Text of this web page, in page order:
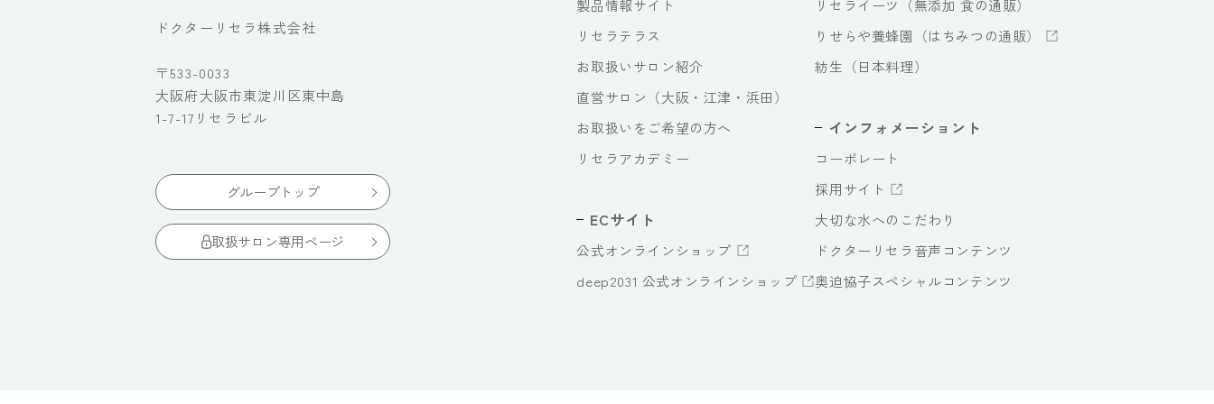
ドクターリセラ株式会社
〒533-0033
大阪府大阪市東淀川区東中島
1-7-17リセラビル
グループトップ
取扱サロン専用ページ
製品情報サイト
リセラテラス
お取扱いサロン紹介
直営サロン（大阪・江津・浜田）
お取扱いをご希望の方へ
リセラアカデミー
ECサイト
公式オンラインショップ
deep2031 公式オンラインショップ
リセライーツ（無添加 食の通販）
りせらや養蜂園（はちみつの通販）
紡生（日本料理）
インフォメーショント
コーポレート
採用サイト
大切な水へのこだわり
ドクターリセラ音声コンテンツ
奥迫協子スペシャルコンテンツ